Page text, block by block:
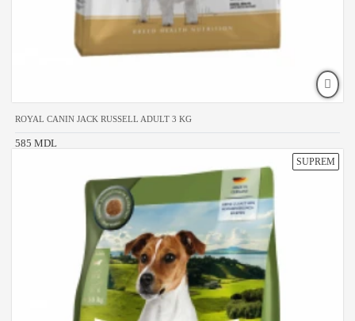
ROYAL CANIN JACK RUSSELL ADULT 3 KG
585 MDL